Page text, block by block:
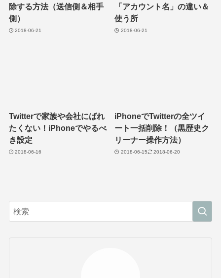
除する方法（送信側＆相手
側）
2018-06-21
「アカウント名」の違い＆
使う所
2018-06-21
Twitterで家族や会社にばれ
たくない！iPhoneでやるべ
き設定
2018-06-16
iPhoneでTwitterの全ツイ
ート一括削除！（黒歴史ク
リーナー操作方法）
2018-06-15 2018-06-20